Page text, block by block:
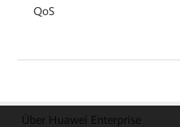
QoS
Über Huawei Enterprise